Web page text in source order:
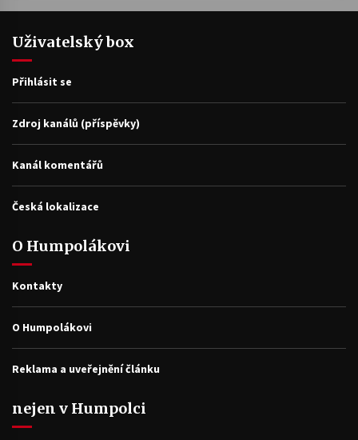
Uživatelský box
Přihlásit se
Zdroj kanálů (příspěvky)
Kanál komentářů
Česká lokalizace
O Humpolákovi
Kontakty
O Humpolákovi
Reklama a uveřejnění článku
nejen v Humpolci